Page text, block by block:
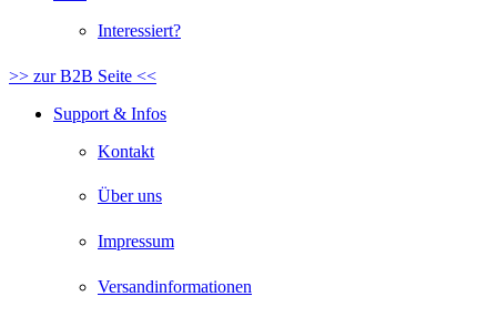
Interessiert?
>> zur B2B Seite <<
Support & Infos
Kontakt
Über uns
Impressum
Versandinformationen